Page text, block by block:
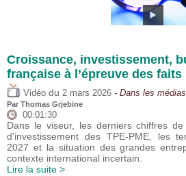
Croissance, investissement,
française à l’épreuve des faits
Vidéo du 2 mars 2026 - Dans les médias
Par Thomas Grjebine
00:01:30
Dans le viseur, les derniers chiffres de
d’investissement des TPE-PME, les
2027 et la situation des grandes
contexte international incertain.
Lire la suite >